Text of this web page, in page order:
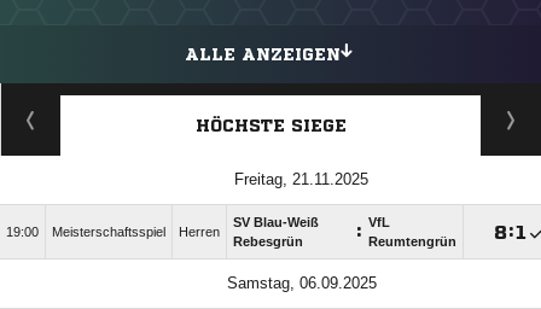
ALLE ANZEIGEN
HÖCHSTE SIEGE
Freitag, 21.11.2025
19:00 Meisterschaftsspiel Herren
SV Blau-Weiß
Rebesgrün
: VfL
Reumtengrün
:
Samstag, 06.09.2025